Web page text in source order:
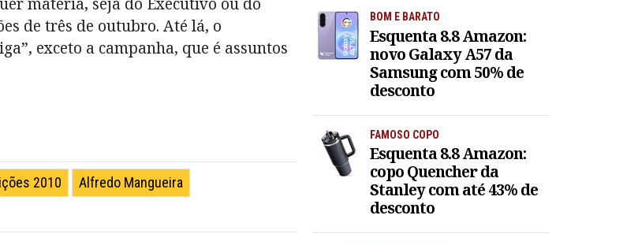
de três de outubro. Até lá, o
exceto a campanha, que é assuntos
2010
Alfredo Mangueira
BOM E BARATO
Esquenta 8.8 Amazon:
novo Galaxy A57 da
Samsung com 50% de
desconto
FAMOSO COPO
Esquenta 8.8 Amazon:
copo Quencher da
Stanley com até 43% de
desconto